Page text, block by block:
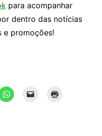
para acompanhar
dentro das notícias
e promoções!